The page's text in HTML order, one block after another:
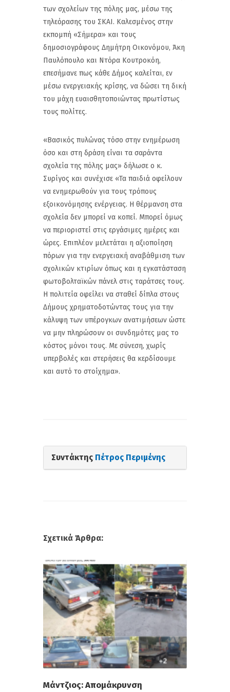
των σχολείων της πόλης μας, μέσω της
τηλεόρασης του ΣΚΑΙ. Καλεσμένος στην
εκπομπή «Σήμερα» και τους
δημοσιογράφους Δημήτρη Οικονόμου, Άκη
Παυλόπουλο και Ντόρα Κουτροκόη,
επεσήμανε πως κάθε Δήμος καλείται, εν
μέσω ενεργειακής κρίσης, να δώσει τη δική
του μάχη ευαισθητοποιώντας πρωτίστως
τους πολίτες.
«Βασικός πυλώνας τόσο στην ενημέρωση
όσο και στη δράση είναι τα σαράντα
σχολεία της πόλης μας» δήλωσε ο κ.
Συρίγος και συνέχισε «Τα παιδιά οφείλουν
να ενημερωθούν για τους τρόπους
εξοικονόμησης ενέργειας. Η θέρμανση στα
σχολεία δεν μπορεί να κοπεί. Μπορεί όμως
να περιοριστεί στις εργάσιμες ημέρες και
ώρες. Επιπλέον μελετάται η αξιοποίηση
πόρων για την ενεργειακή αναβάθμιση των
σχολικών κτιρίων όπως και η εγκατάσταση
φωτοβολταϊκών πάνελ στις ταράτσες τους.
Η πολιτεία οφείλει να σταθεί δίπλα στους
Δήμους χρηματοδοτώντας τους για την
κάλυψη των υπέρογκων ανατιμήσεων ώστε
να μην πληρώσουν οι συνδημότες μας το
κόστος μόνοι τους. Με σύνεση, χωρίς
υπερβολές και στερήσεις θα κερδίσουμε
και αυτό το στοίχημα».
Συντάκτης Πέτρος Περιμένης
Σχετικά Άρθρα:
Μάντζιος: Απομάκρυνση